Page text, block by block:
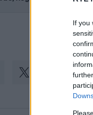
If you